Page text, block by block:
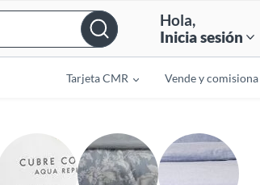
Hola,
Inicia sesión
Tarjeta CMR Vende y comisiona